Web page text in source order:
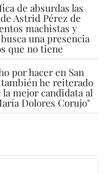
de absurdas las
Astrid Pérez de
machistas y
una presencia
que no tiene
por hacer en San
he reiterado
mejor candidata al
Dolores Corujo"